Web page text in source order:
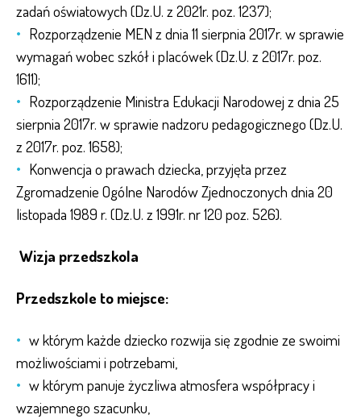
zadań oświatowych (Dz.U. z 2021r. poz. 1237);
Rozporządzenie MEN z dnia 11 sierpnia 2017r. w sprawie
wymagań wobec szkół i placówek (Dz.U. z 2017r. poz.
1611);
Rozporządzenie Ministra Edukacji Narodowej z dnia 25
sierpnia 2017r. w sprawie nadzoru pedagogicznego (Dz.U.
z 2017r. poz. 1658);
Konwencja o prawach dziecka, przyjęta przez
Zgromadzenie Ogólne Narodów Zjednoczonych dnia 20
listopada 1989 r. (Dz.U. z 1991r. nr 120 poz. 526).
Wizja przedszkola
Przedszkole to miejsce:
w którym każde dziecko rozwija się zgodnie ze swoimi
możliwościami i potrzebami,
w którym panuje życzliwa atmosfera współpracy i
wzajemnego szacunku,